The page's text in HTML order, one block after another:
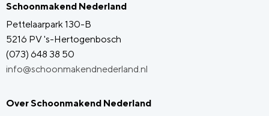
Schoonmakend Nederland
Pettelaarpark 130-B
5216 PV 's-Hertogenbosch
(073) 648 38 50
info@schoonmakendnederland.nl
Over Schoonmakend Nederland